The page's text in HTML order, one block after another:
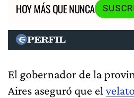
HOY MÁS QUE NUNCA
El gobernador de la
Aires aseguró que el